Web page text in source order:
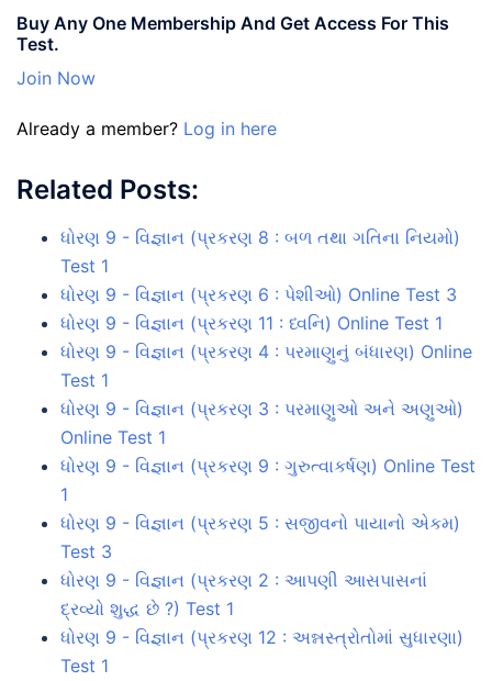
Buy Any One Membership And Get Access For This
Test.
Join Now
Already a member? Log in here
Related Posts:
ધોરણ 9 - વિજ્ઞાન (પ્રકરણ 8 : બળ તથા ગતિના નિયમો)
Test 1
ધોરણ 9 - વિજ્ઞાન (પ્રકરણ 6 : પેશીઓ) Online Test 3
ધોરણ 9 - વિજ્ઞાન (પ્રકરણ 11 : ધ્વનિ) Online Test 1
ધોરણ 9 - વિજ્ઞાન (પ્રકરણ 4 : પરમાણુનું બંધારણ) Online
Test 1
ધોરણ 9 - વિજ્ઞાન (પ્રકરણ 3 : પરમાણુઓ અને અણુઓ)
Online Test 1
ધોરણ 9 - વિજ્ઞાન (પ્રકરણ 9 : ગુરુત્વાકર્ષણ) Online Test
1
ધોરણ 9 - વિજ્ઞાન (પ્રકરણ 5 : સજીવનો પાયાનો એકમ)
Test 3
ધોરણ 9 - વિજ્ઞાન (પ્રકરણ 2 : આપણી આસપાસનાં
દ્રવ્યો શુદ્ધ છે ?) Test 1
ધોરણ 9 - વિજ્ઞાન (પ્રકરણ 12 : અન્નસ્ત્રોતોમાં સુધારણા)
Test 1